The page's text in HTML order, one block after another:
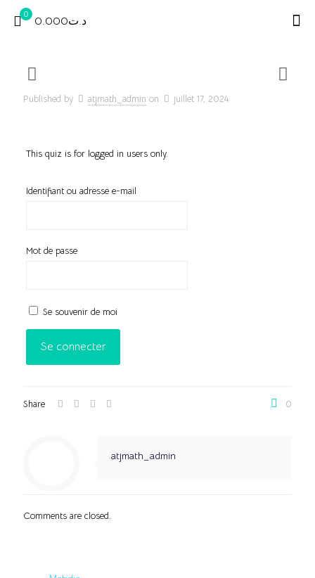
0 د.ت0.000
Published by atjmath_admin on juillet 17, 2024
This quiz is for logged in users only.
Identifiant ou adresse e-mail
Mot de passe
Se souvenir de moi
Share 0
atjmath_admin
Comments are closed.